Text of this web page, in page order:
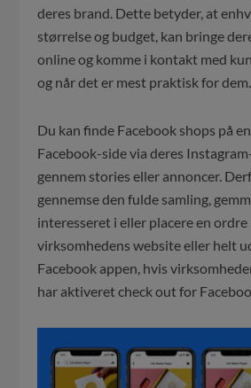
deres brand. Dette betyder, at
størrelse og budget, kan bringe
online og komme i kontakt med
og når det er mest praktisk for dem.
Du kan finde Facebook shops på
Facebook-side via deres
gennem stories eller annoncer.
gennemse den fulde samling,
interesseret i eller placere en ordre
virksomhedens website eller helt
Facebook appen, hvis
har aktiveret check out for